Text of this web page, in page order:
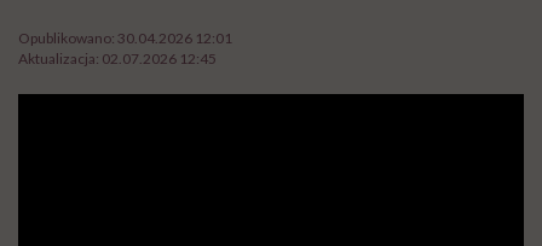
Opublikowano: 30.04.2026 12:01
Aktualizacja: 02.07.2026 12:45